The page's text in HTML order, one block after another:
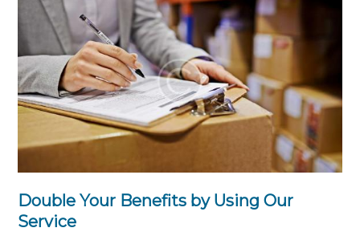
Double Your Benefits by Using Our
Service